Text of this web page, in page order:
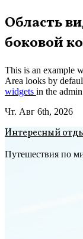
Перейти
к
содержимому
Область
боковой
This is an example
Area looks by
widgets in the
Чт. Авг 6th, 2026
Интересный
Путешествия по